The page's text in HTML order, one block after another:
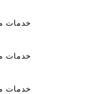
خدمات
خدمات
خدمات